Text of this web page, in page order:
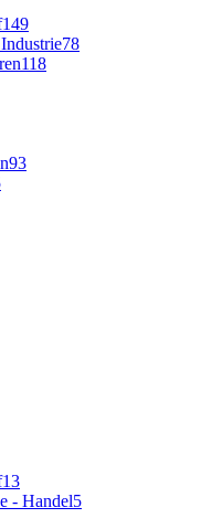
149
78
118
93
13
- Handel5